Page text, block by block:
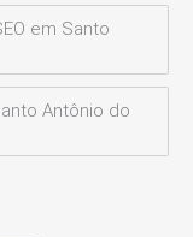
em Santo
Antônio do